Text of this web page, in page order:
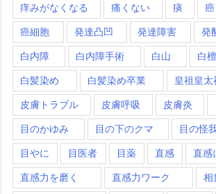
痒みがなくなる 痛くない 痰 癌
癌細胞 発達凸凹 発達障害 発
白内障 白内障手術 白山 白檀
白髪染め 白髪染め卒業 皇祖皇太
皮膚トラブル 皮膚呼吸 皮膚炎
目のかゆみ 目の下のクマ 目の怪
目やに 目医者 目薬 直感 直感
直感力を磨く 直感力ワーク 相